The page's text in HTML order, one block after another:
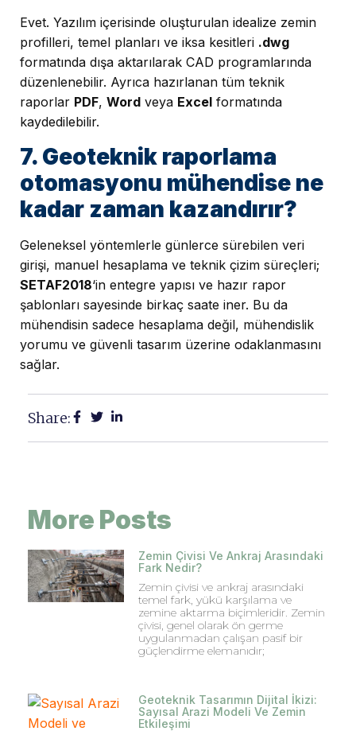
Evet. Yazılım içerisinde oluşturulan idealize zemin
profilleri, temel planları ve iksa kesitleri .dwg
formatında dışa aktarılarak CAD programlarında
düzenlenebilir. Ayrıca hazırlanan tüm teknik
raporlar PDF, Word veya Excel formatında
kaydedilebilir.
7. Geoteknik raporlama
otomasyonu mühendise ne
kadar zaman kazandırır?
Geleneksel yöntemlerle günlerce sürebilen veri
girişi, manuel hesaplama ve teknik çizim süreçleri;
SETAF2018‘in entegre yapısı ve hazır rapor
şablonları sayesinde birkaç saate iner. Bu da
mühendisin sadece hesaplama değil, mühendislik
yorumu ve güvenli tasarım üzerine odaklanmasını
sağlar.
Share:
More Posts
Zemin Çivisi Ve Ankraj Arasındaki
Fark Nedir?
Zemin çivisi ve ankraj arasındaki
temel fark, yükü karşılama ve
zemine aktarma biçimleridir. Zemin
çivisi, genel olarak ön germe
uygulanmadan çalışan pasif bir
güçlendirme elemanıdır;
Geoteknik Tasarımın Dijital İkizi:
Sayısal Arazi Modeli Ve Zemin
Etkileşimi